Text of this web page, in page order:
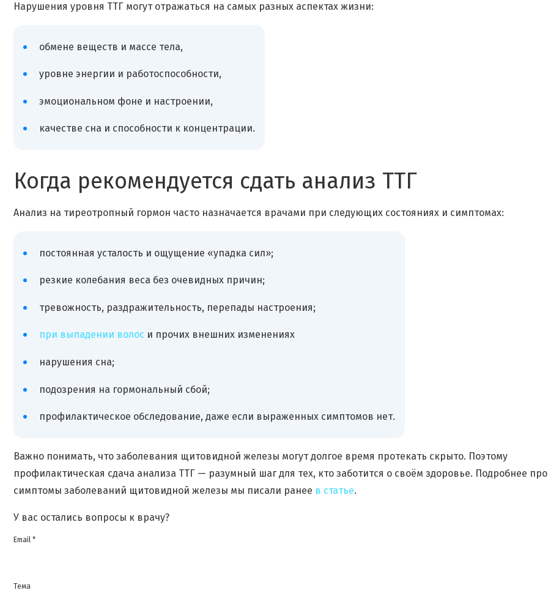
Нарушения уровня ТТГ могут отражаться на самых разных аспектах жизни:
обмене веществ и массе тела,
уровне энергии и работоспособности,
эмоциональном фоне и настроении,
качестве сна и способности к концентрации.
Когда рекомендуется сдать анализ ТТГ
Анализ на тиреотропный гормон часто назначается врачами при следующих состояниях и симптомах:
постоянная усталость и ощущение «упадка сил»;
резкие колебания веса без очевидных причин;
тревожность, раздражительность, перепады настроения;
при выпадении волос и прочих внешних изменениях
нарушения сна;
подозрения на гормональный сбой;
профилактическое обследование, даже если выраженных симптомов нет.
Важно понимать, что заболевания щитовидной железы могут долгое время протекать скрыто. Поэтому
профилактическая сдача анализа ТТГ — разумный шаг для тех, кто заботится о своём здоровье. Подробнее про
симптомы заболеваний щитовидной железы мы писали ранее в статье.
У вас остались вопросы к врачу?
Email *
Тема